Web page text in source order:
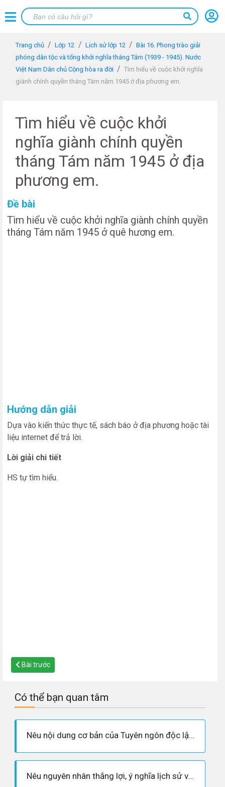
Trang chủ Lớp 12 Lịch sử lớp 12
Bài 16. Phong trào giải
phóng dân tộc và tổng khởi nghĩa tháng Tám (1939 - 1945). Nước
Việt Nam Dân chủ Cộng hòa ra đời
Tìm hiểu về cuộc khởi nghĩa
giành chính quyền tháng Tám năm 1945 ở địa phương em.
Tìm hiểu về cuộc khởi
nghĩa giành chính quyền
tháng Tám năm 1945 ở địa
phương em.
Đề bài
Tìm hiểu về cuộc khởi nghĩa giành chính quyền
tháng Tám năm 1945 ở quê hương em.
Hướng dẫn giải
Dựa vào kiến thức thực tế, sách báo ở địa phương hoặc tài
liệu internet để trả lời.
Lời giải chi tiết
HS tự tìm hiểu.
Bài trước
Có thể bạn quan tâm
Nêu nội dung cơ bản của Tuyên ngôn độc lập (2 - 9 - 1945)
Nêu nguyên nhân thắng lợi, ý nghĩa lịch sử và bài học kinh nghiệm của Cách mạng tháng Tám năm 1945